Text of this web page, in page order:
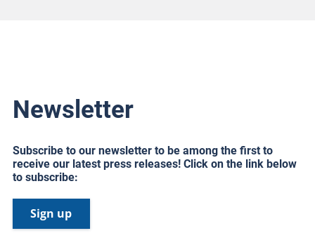
Newsletter
Subscribe to our newsletter to be among the first to
receive our latest press releases! Click on the link below
to subscribe:
Sign up